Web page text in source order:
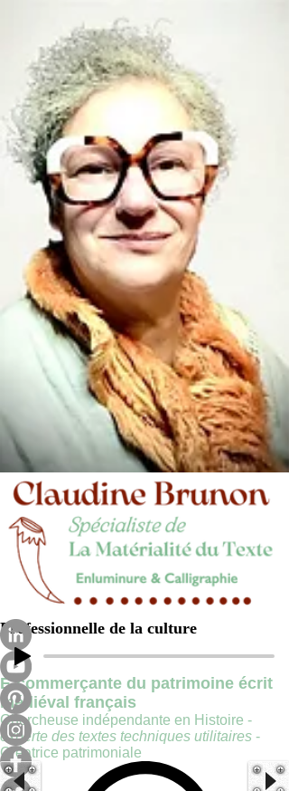
Professionnelle de la culture
E-commerçante du patrimoine écrit
médiéval français
Chercheuse indépendante en Histoire -
experte des textes techniques utilitaires -
Créatrice patrimoniale